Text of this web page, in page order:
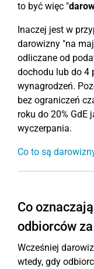
to być więc "
Inaczej jest w
darowizny "na
odliczane od
dochodu lub do 4
wynagrodzeń.
bez ograniczeń
roku do 20% GdE
wyczerpania.
Co to są
Co
odbiorców
Wcześniej
wtedy, gdy